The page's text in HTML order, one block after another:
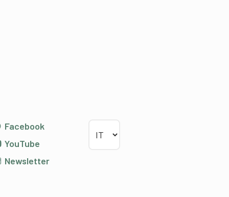
Facebook
YouTube
Newsletter